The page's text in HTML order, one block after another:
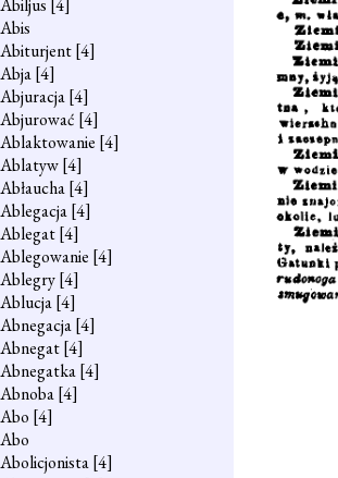
Abiljus [4]
Abis
Abiturjent[4]
Abja[4]
Abjuracja[4]
Abjurować [4]
Ablaktowanie [4]
Ablatyw[4]
Abłaucha[4]
Ablegacja[4]
Ablegat[4]
Ablegowanie [4]
Ablegry[4]
Ablucja[4]
Abnegacja[4]
Abnegat[4]
Abnegatka[4]
Abnoba[4]
Abo [4]
Abo
Abolicjonista[4]